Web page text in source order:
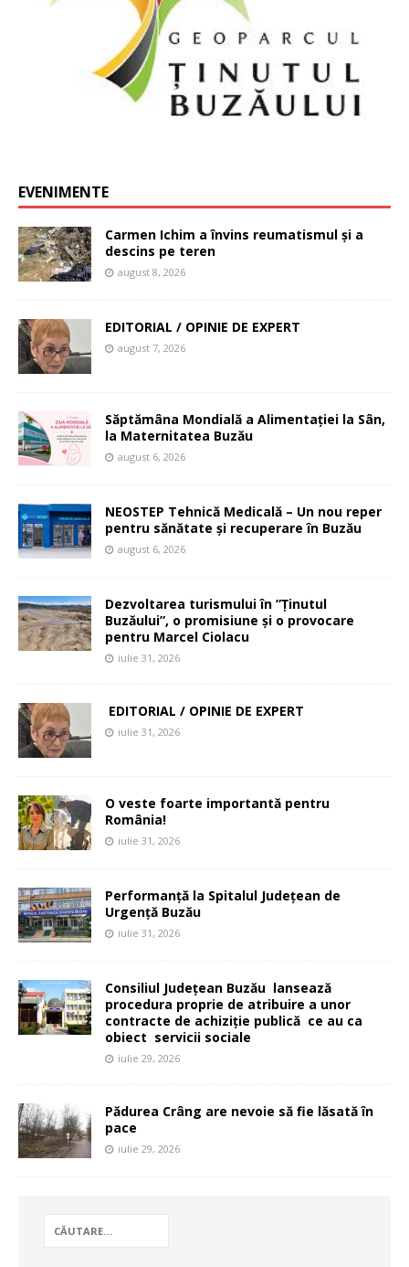
EVENIMENTE
Carmen Ichim a învins reumatismul și a
descins pe teren
august 8, 2026
EDITORIAL / OPINIE DE EXPERT
august 7, 2026
Săptămâna Mondială a Alimentației la Sân,
la Maternitatea Buzău
august 6, 2026
NEOSTEP Tehnică Medicală – Un nou reper
pentru sănătate și recuperare în Buzău
august 6, 2026
Dezvoltarea turismului în ”Ținutul
Buzăului”, o promisiune și o provocare
pentru Marcel Ciolacu
iulie 31, 2026
EDITORIAL / OPINIE DE EXPERT
iulie 31, 2026
O veste foarte importantă pentru
România!
iulie 31, 2026
Performanță la Spitalul Județean de
Urgență Buzău
iulie 31, 2026
Consiliul Județean Buzău lansează
procedura proprie de atribuire a unor
contracte de achiziție publică ce au ca
obiect servicii sociale
iulie 29, 2026
Pădurea Crâng are nevoie să fie lăsată în
pace
iulie 29, 2026